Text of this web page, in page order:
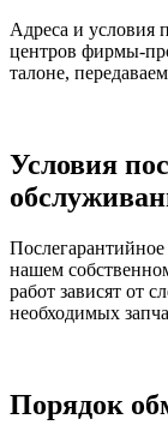
Адреса и условия
центров фирмы-
талоне,
Условия
нашем
работ зависят от
необходимых
Порядок